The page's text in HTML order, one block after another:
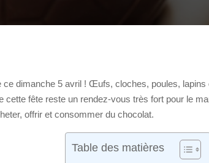
dimanche 5 avril ! Œufs, cloches, poules,
fête reste un rendez-vous très fort pour le
offrir et consommer du chocolat.
Table des matières